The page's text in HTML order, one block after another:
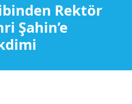
Rektör
Şahin’e